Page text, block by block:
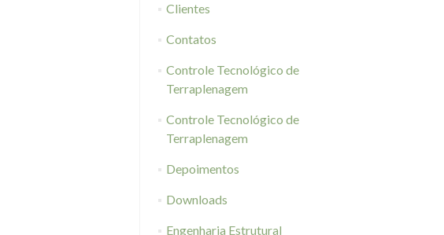
Clientes
Contatos
Controle Tecnológico de
Terraplenagem
Controle Tecnológico de
Terraplenagem
Depoimentos
Downloads
Engenharia Estrutural